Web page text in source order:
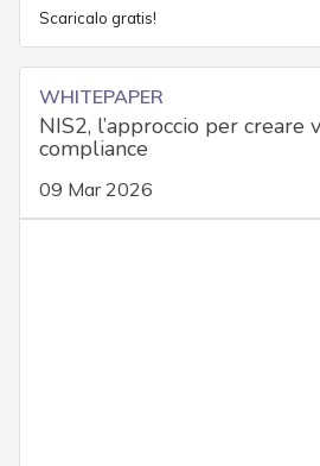
Scaricalo gratis!
WHITEPAPER
NIS2, l’approccio per
compliance
09 Mar 2026